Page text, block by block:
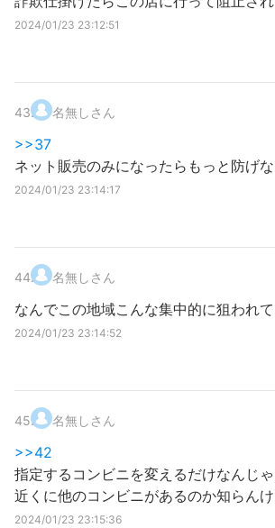
2024/01/23 23:12:51
43. 名無しさん
>>37
ネット販売のみになったらもっと防げな
2024/01/23 23:14:17
44. 名無しさん
なんでこの地域こんな集中的に狙われて
2024/01/23 23:14:52
45. 名無しさん
>>42
指定するコンビニを変えるだけなんじ
近くに他のコンビニがあるのか知らん
2024/01/23 23:15:36